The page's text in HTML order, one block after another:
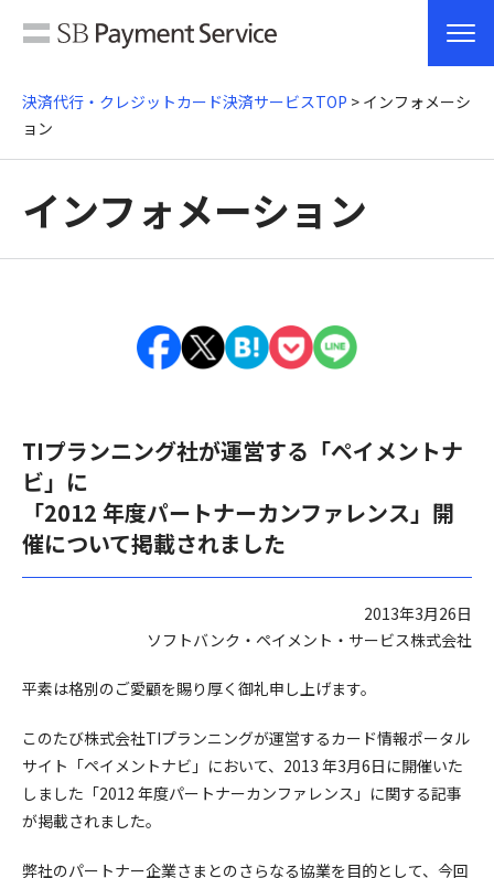
決済代行・クレジットカード決済サービスTOP > インフォメーシ
ョン
インフォメーション
TIプランニング社が運営する「ペイメントナ
ビ」に
「2012 年度パートナーカンファレンス」開
催について掲載されました
2013年3月26日
ソフトバンク・ペイメント・サービス株式会社
平素は格別のご愛顧を賜り厚く御礼申し上げます。
このたび株式会社TIプランニングが運営するカード情報ポータル
サイト「ペイメントナビ」において、2013 年3月6日に開催いた
しました「2012 年度パートナーカンファレンス」に関する記事
が掲載されました。
弊社のパートナー企業さまとのさらなる協業を目的として、今回